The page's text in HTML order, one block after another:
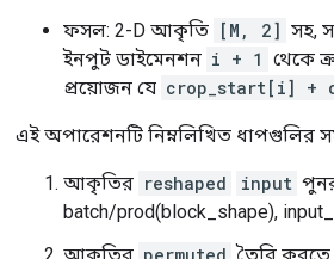
ফসল: 2-D আকৃতি [M, 2] সহ,
ইনপুট ডাইমেনশন i + 1 থেকে
প্রয়োজন যে crop_start[i] +
এই অপারেশনটি নিম্নলিখিত ধাপগুলির
আকৃতির reshaped input
batch/prod(block_shape),